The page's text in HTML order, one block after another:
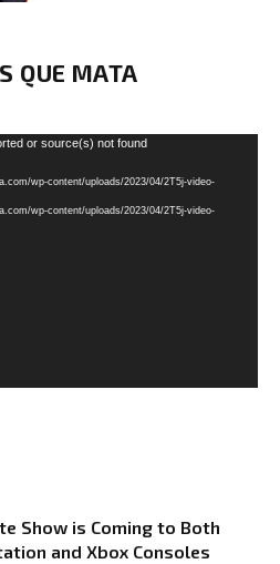
QUE MATA
or source(s) not found
wp-content/uploads/2023/04/2T5j-video-
wp-content/uploads/2023/04/2T5j-video-
Show is Coming to Both
and Xbox Consoles